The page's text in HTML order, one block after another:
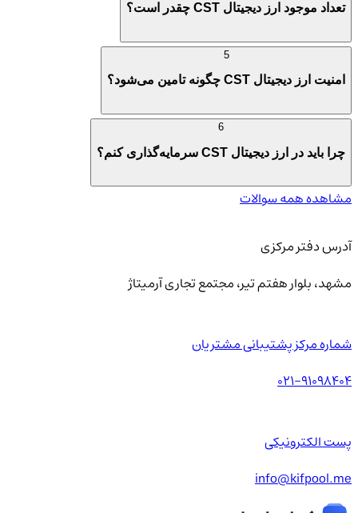
تعداد موجود ارز دیجیتال CST چقدر است؟
امنیت ارز دیجیتال CST چگونه تامین می‌شود؟
چرا باید در ارز دیجیتال CST سرمایه‌گذاری کنم؟
مشاهده همه سوالات
آدرس دفتر مرکزی
مشهد، بلوار هفتم تیر، مجتمع تجاری آرمیتاژ
شماره مرکز پشتیبانی مشتریان
021-91098404
پست الکترونیکی
info@kifpool.me